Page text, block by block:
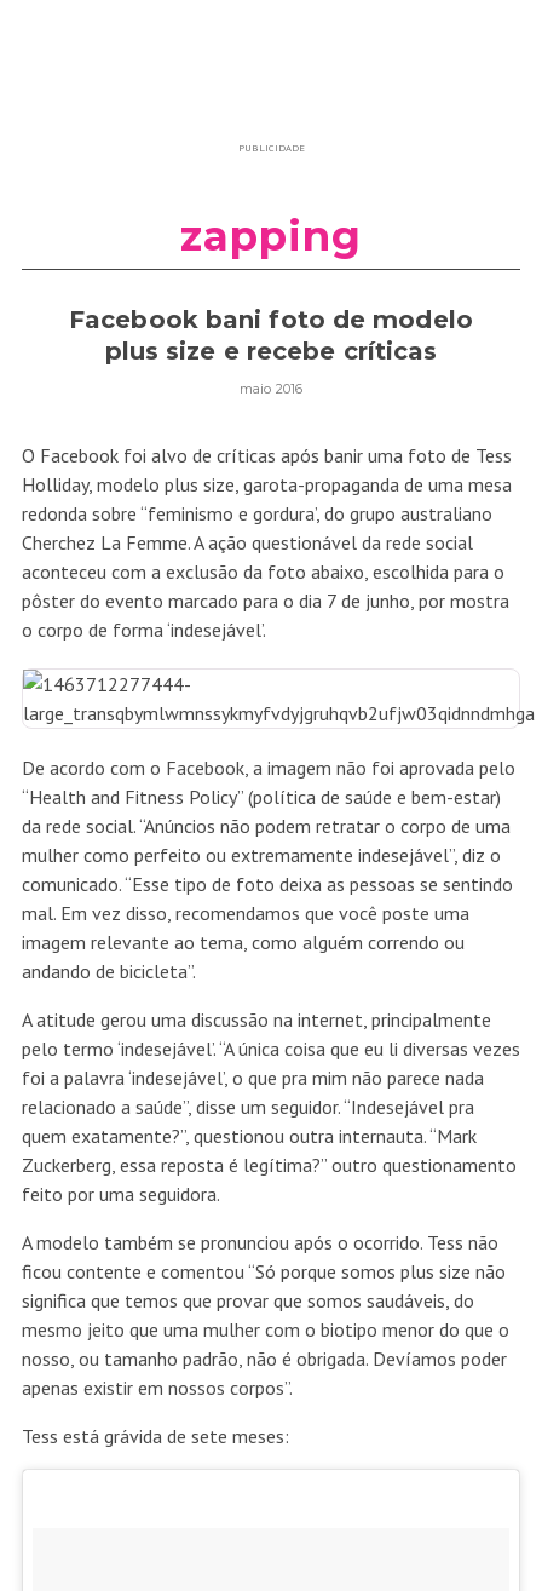
PUBLICIDADE
zapping
Facebook bani foto de modelo
plus size e recebe críticas
maio 2016
O Facebook foi alvo de críticas após banir uma foto de Tess
Holliday, modelo plus size, garota-propaganda de uma mesa
redonda sobre “feminismo e gordura’, do grupo australiano
Cherchez La Femme. A ação questionável da rede social
aconteceu com a exclusão da foto abaixo, escolhida para o
pôster do evento marcado para o dia 7 de junho, por mostra
o corpo de forma ‘indesejável’.
De acordo com o Facebook, a imagem não foi aprovada pelo
“Health and Fitness Policy” (política de saúde e bem-estar)
da rede social. “Anúncios não podem retratar o corpo de uma
mulher como perfeito ou extremamente indesejável”, diz o
comunicado. “Esse tipo de foto deixa as pessoas se sentindo
mal. Em vez disso, recomendamos que você poste uma
imagem relevante ao tema, como alguém correndo ou
andando de bicicleta”.
A atitude gerou uma discussão na internet, principalmente
pelo termo ‘indesejável’. “A única coisa que eu li diversas vezes
foi a palavra ‘indesejável’, o que pra mim não parece nada
relacionado a saúde”, disse um seguidor. “Indesejável pra
quem exatamente?”, questionou outra internauta. “Mark
Zuckerberg, essa reposta é legítima?” outro questionamento
feito por uma seguidora.
A modelo também se pronunciou após o ocorrido. Tess não
ficou contente e comentou “Só porque somos plus size não
significa que temos que provar que somos saudáveis, do
mesmo jeito que uma mulher com o biotipo menor do que o
nosso, ou tamanho padrão, não é obrigada. Devíamos poder
apenas existir em nossos corpos”.
Tess está grávida de sete meses: